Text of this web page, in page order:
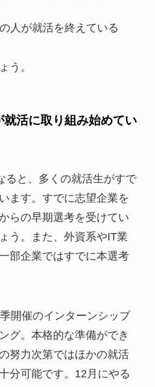
人が就活を終えている
う。
活に取り組み始めてい
ると、多くの就活生がすで
ます。すでに志望企業を
らの早期選考を受けてい
う。また、外資系やIT業
部企業ではすでに本選考
開催のインターンシップ
グ。本格的な準備ができ
努力次第ではほかの就活
分可能です。12月にやる